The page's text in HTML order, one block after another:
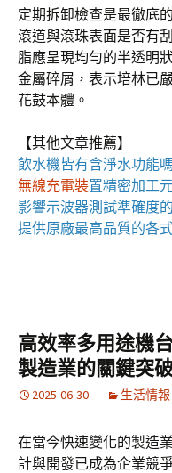
定期拆卸檢查是最徹底
滾道與滾珠表面是否有
脂應呈現均勻的半透明
金屬碎屑，表示培林已
花鼓本體。
【其他文章推薦】
飲水機皆有含淨水功能
無線充電裝置精密加工
影響示波器測試準確度
提供原廠最高品質的各
高效率多用途機
製造業的關鍵突
2025-06-30 生活情報
在當今快速變化的製造
計與開發已成為企業競